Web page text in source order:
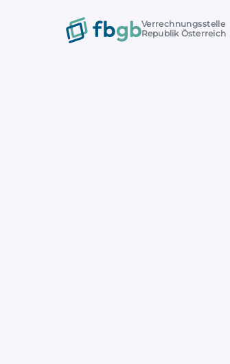
Verrechnungsstelle
Republik Österreich